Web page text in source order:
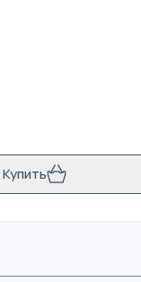
Купить